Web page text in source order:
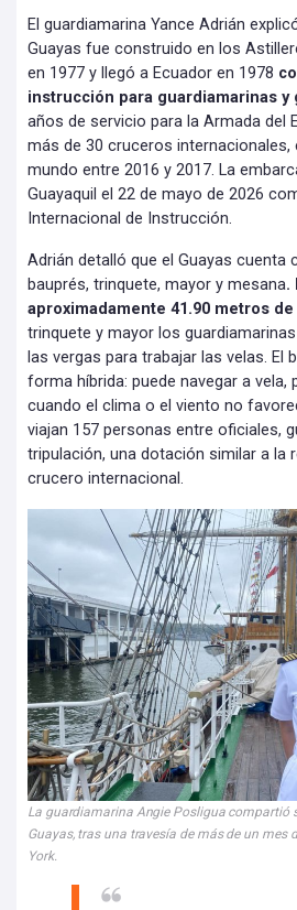
El guardiamarina Yance Adrián
Guayas fue construido en los
en 1977 y llegó a Ecuador en 1978
instrucción para guardiamarinas y
años de servicio para la Armada del
más de 30 cruceros internacionales,
mundo entre 2016 y 2017. La
Guayaquil el 22 de mayo de 2026
Internacional de Instrucción.
Adrián detalló que el Guayas cuenta
bauprés, trinquete, mayor y mesana.
aproximadamente 41.90 metros de
trinquete y mayor los
las vergas para trabajar las velas. El
forma híbrida: puede navegar a
cuando el clima o el viento no
viajan 157 personas entre oficiales,
tripulación, una dotación similar a la
crucero internacional.
La guardiamarina Angie Posligua compartió
Guayas, tras una travesía de más de un mes
York.